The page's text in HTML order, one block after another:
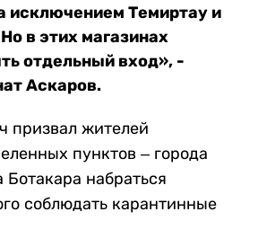
исключением Темиртау и
в этих магазинах
отдельный вход», -
Аскаров.
призвал жителей
пунктов – города
Ботакара набраться
соблюдать карантинные